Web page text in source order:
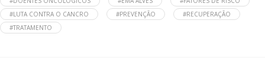
#LUTA CONTRA O CANCRO
#PREVENÇÃO
#RECUPERAÇÃO
#TRATAMENTO